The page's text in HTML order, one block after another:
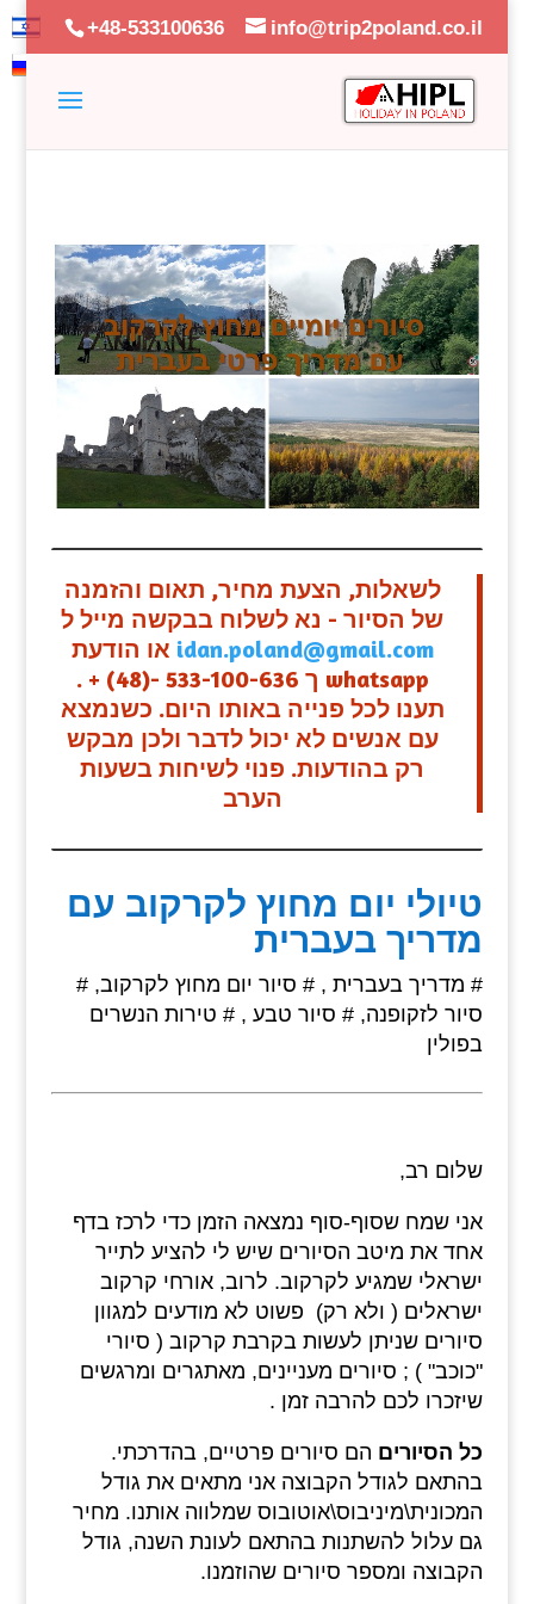
+48-533100636 info@trip2poland.co.il
לשאלות, הצעת מחיר, תאום והזמנה
של הסיור - נא לשלוח בבקשה מייל ל
idan.poland@gmail.com או הודעת
whatsapp ך 533-100-636 -(48) + .
תענו לכל פנייה באותו היום. כשנמצא
עם אנשים לא יכול לדבר ולכן מבקש
רק בהודעות. פנוי לשיחות בשעות
הערב
טיולי יום מחוץ לקרקוב עם
מדריך בעברית
# מדריך בעברית , # סיור יום מחוץ לקרקוב, #
סיור לזקופנה, # סיור טבע , # טירות הנשרים
בפולין
שלום רב,
אני שמח שסוף-סוף נמצאה הזמן כדי לרכז בדף
אחד את מיטב הסיורים שיש לי להציע לתייר
ישראלי שמגיע לקרקוב. לרוב, אורחי קרקוב
ישראלים ( ולא רק) פשוט לא מודעים למגוון
סיורים שניתן לעשות בקרבת קרקוב ( סיורי
"כוכב" ) ; סיורים מעניינים, מאתגרים ומרגשים
שיזכרו לכם להרבה זמן .
כל הסיורים הם סיורים פרטיים, בהדרכתי.
בהתאם לגודל הקבוצה אני מתאים את גודל
המכונית\מיניבוס\אוטובוס שמלווה אותנו. מחיר
גם עלול להשתנות בהתאם לעונת השנה, גודל
הקבוצה ומספר סיורים שהוזמנו.